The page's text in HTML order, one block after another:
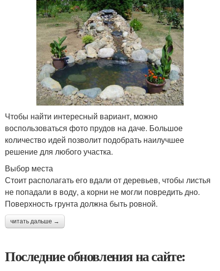
Чтобы найти интересный вариант, можно
воспользоваться фото прудов на даче. Большое
количество идей позволит подобрать наилучшее
решение для любого участка.
Выбор места
Стоит располагать его вдали от деревьев, чтобы листья
не попадали в воду, а корни не могли повредить дно.
Поверхность грунта должна быть ровной.
читать дальше →
Последние обновления на сайте: